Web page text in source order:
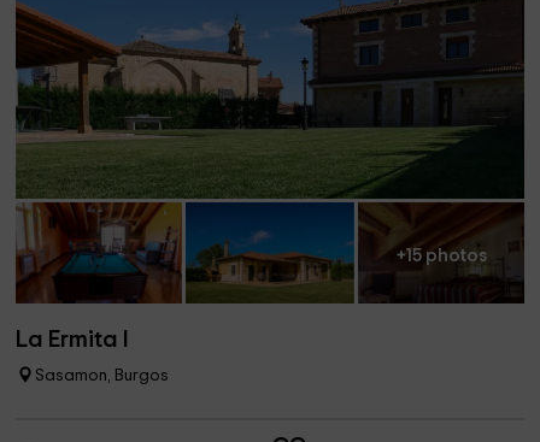
+15 photos
La Ermita I
Sasamon, Burgos